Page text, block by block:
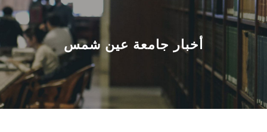
عن الجامعة
القطاعـات
الشئون الأكاديمية
البحث العلمي
أخبار جامعة عين شمس